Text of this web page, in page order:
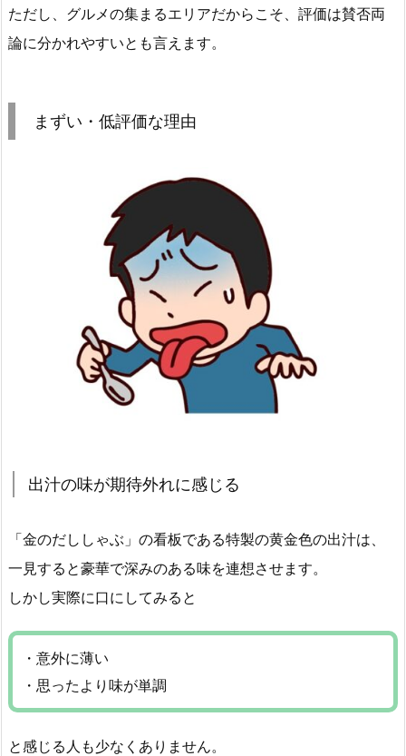
ただし、グルメの集まるエリアだからこそ、評価は賛否両
論に分かれやすいとも言えます。
まずい・低評価な理由
出汁の味が期待外れに感じる
「金のだししゃぶ」の看板である特製の黄金色の出汁は、
一見すると豪華で深みのある味を連想させます。
しかし実際に口にしてみると
・意外に薄い
・思ったより味が単調
と感じる人も少なくありません。